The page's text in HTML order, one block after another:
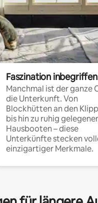
Faszination inbegriffen
Manchmal ist der ganze
die Unterkunft. Von
Blockhütten an den
bis hin zu ruhig
Hausbooten – diese
Unterkünfte stecken
einzigartiger Merkmale.